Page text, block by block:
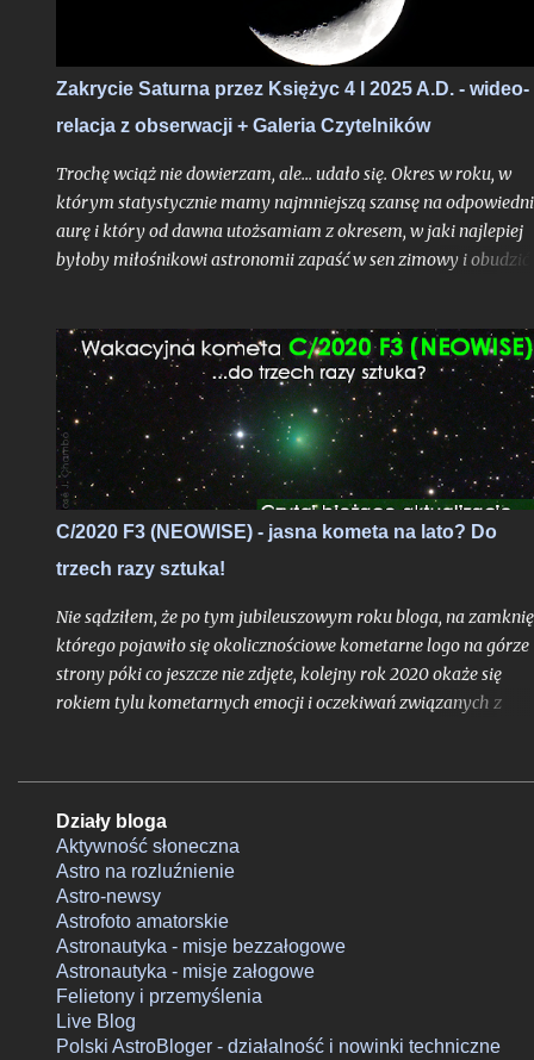
Zakrycie Saturna przez Księżyc 4 I 2025 A.D. - wideo-
relacja z obserwacji + Galeria Czytelników
Trochę wciąż nie dowierzam, ale... udało się. Okres w roku, w
którym statystycznie mamy najmniejszą szansę na
aurę i który od dawna utożsamiam z okresem, w jaki najlepiej
byłoby miłośnikowi astronomii zapaść w sen zimowy i obudzić
jednego z największych hitów 2025 roku okazała się
To zarazem dopiero druga po średnio-udanej okultacji Marsa z
2022 roku moja obserwacja zakrycia jasnej planety przez
w warunkach nocy astronomicznej, ale pierwsza o porze
wieczornej. Są to zjawiska na tyle rzadko powtarzalne w
regionie, że pomimo kilkunastoletniego trwania w tym hobby
było mi dotąd ani razu nacieszyć oczu widokiem okultacji na
ciemnym niebie, chyba że dotyczyło to zakryć dziennych.
C/2020 F3 (NEOWISE) - jasna kometa na lato? Do
trzech razy sztuka!
Nie sądziłem, że po tym jubileuszowym roku bloga, na
którego pojawiło się okolicznościowe kometarne logo na górze
strony póki co jeszcze nie zdjęte, kolejny rok 2020 okaże się
rokiem tylu kometarnych emocji i oczekiwań związanych z
barierę widoczności nieuzbrojonym okiem i który może nam
uatrakcyjnić drugą połowę sezonu białych nocy. Wprawdzie
jeszcze żadna z dotychczasowych tegorocznych komet nie
przyniosła nam ochów i achów na miarę prognozy - pierwsza
uległa fragmentacji blisko dwa miesiące przed peryhelium,
niespełna miesiąc przed peryhelium, zanikając i rozpraszając
po przejściu nad północną półkulę, a już na horyzoncie pojawia
się trzecia - C/2020 F3 (NEOWISE), która za kilka tygodni
osiągnie peryhelium aspirując w prognozie blasku do rangi
rozpadniętych poprzedniczek. Przyjrzyjmy się więc tej komecie
Działy bloga
Aktywność słoneczna
Astro na rozluźnienie
Astro-newsy
Astrofoto amatorskie
Astronautyka - misje bezzałogowe
Astronautyka - misje załogowe
Felietony i przemyślenia
Live Blog
Polski AstroBloger - działalność i nowinki techniczne